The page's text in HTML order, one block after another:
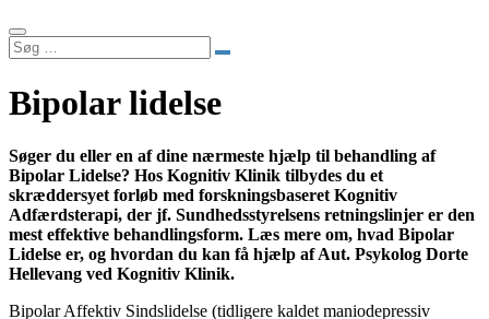
Søg
…
Bipolar lidelse
Søger du eller en af dine nærmeste hjælp til behandling af
Bipolar Lidelse? Hos Kognitiv Klinik tilbydes du et
skræddersyet forløb med forskningsbaseret Kognitiv
Adfærdsterapi, der jf. Sundhedsstyrelsens retningslinjer er den
mest effektive behandlingsform. Læs mere om, hvad Bipolar
Lidelse er, og hvordan du kan få hjælp af Aut. Psykolog Dorte
Hellevang ved Kognitiv Klinik.
Bipolar Affektiv Sindslidelse (tidligere kaldet maniodepressiv